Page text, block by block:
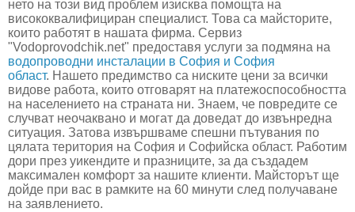
нето на този вид проблем изисква помощта на
висококвалифициран специалист. Това са майсторите,
които работят в нашата фирма. Сервиз
"Vodoprovodchik.net" предоставя услуги за подмяна на
водопроводни инсталации в София и София
област. Нашето предимство са ниските цени за всички
видове работа, които отговарят на платежоспособността
на населението на страната ни. Знаем, че повредите се
случват неочаквано и могат да доведат до извънредна
ситуация. Затова извършваме спешни пътувания по
цялата територия на София и Софийска област. Работим
дори през уикендите и празниците, за да създадем
максимален комфорт за нашите клиенти. Майсторът ще
дойде при вас в рамките на 60 минути след получаване
на заявлението.